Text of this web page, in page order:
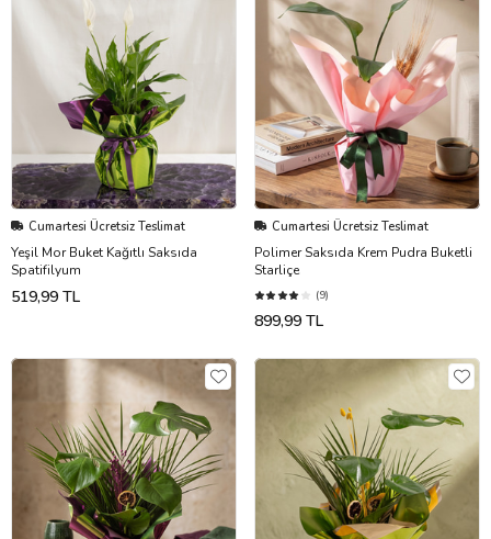
Cumartesi Ücretsiz Teslimat
Yeşil Mor Buket Kağıtlı Saksıda
Spatifilyum
519,99 TL
Cumartesi Ücretsiz Teslimat
Polimer Saksıda Krem Pudra Buketli
Starliçe
(9)
899,99 TL